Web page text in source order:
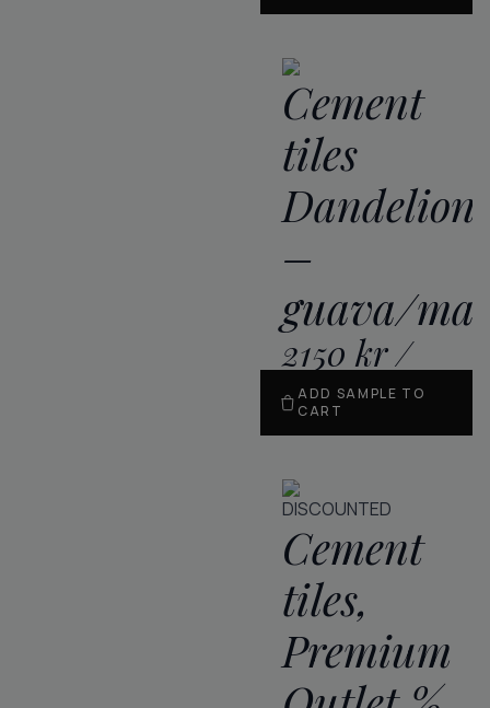
Cement
tiles
Dandelion
–
guava/
2150 kr/
m2
ADD SAMPLE TO
CART
DISCOUNTED
Cement
tiles,
Premium